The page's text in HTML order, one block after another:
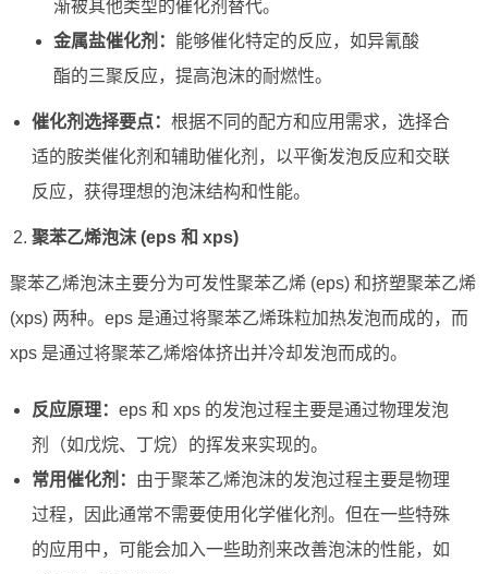
渐被其他类型的催化剂替代。
金属盐催化剂： 能够催化特定的反应，如异氰酸
酯的三聚反应，提高泡沫的耐燃性。
催化剂选择要点： 根据不同的配方和应用需求，选择合
适的胺类催化剂和辅助催化剂，以平衡发泡反应和交联
反应，获得理想的泡沫结构和性能。
聚苯乙烯泡沫 (eps 和 xps)
聚苯乙烯泡沫主要分为可发性聚苯乙烯 (eps) 和挤塑聚苯乙烯
(xps) 两种。eps 是通过将聚苯乙烯珠粒加热发泡而成的，而
xps 是通过将聚苯乙烯熔体挤出并冷却发泡而成的。
反应原理： eps 和 xps 的发泡过程主要是通过物理发泡
剂（如戊烷、丁烷）的挥发来实现的。
常用催化剂： 由于聚苯乙烯泡沫的发泡过程主要是物理
过程，因此通常不需要使用化学催化剂。但在一些特殊
的应用中，可能会加入一些助剂来改善泡沫的性能，如